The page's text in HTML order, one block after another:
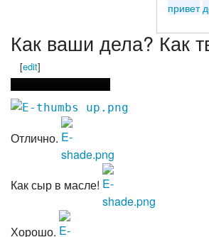
привет
Как ваши дела? Как
[edit]
Отлично.
Как сыр в масле!
Хорошо.